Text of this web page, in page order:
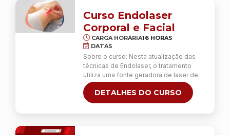
práticas; Não há necessidade de
comprar nenhum material. …
Continua
Curso Endolaser
Corporal e Facial
CARGA HORÁRIA16 HORAS
DATAS
Sobre o curso: Nesta atualização das
técnicas de Endolaser, o tratamento
utiliza uma fonte geradora de laser de
diodo que destrói a camada superficial
da derme em grupos de adipócitos e
estimula os colágenos. Indicado para
lifting facial, flacidez facial e corporal,
DETALHES DO CURSO